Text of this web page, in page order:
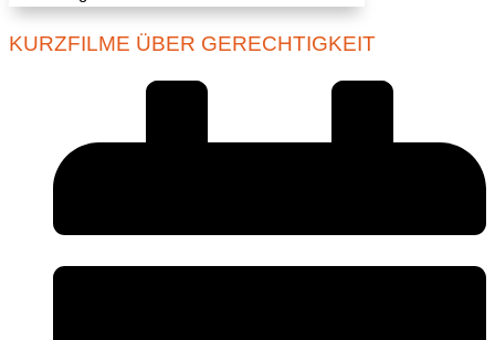
KURZFILME ÜBER GERECHTIGKEIT